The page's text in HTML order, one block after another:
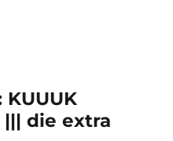
||| die extra